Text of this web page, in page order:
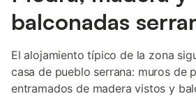
balconadas
El alojamiento típico de la zona
casa de pueblo serrana: muros de
entramados de madera vistos y